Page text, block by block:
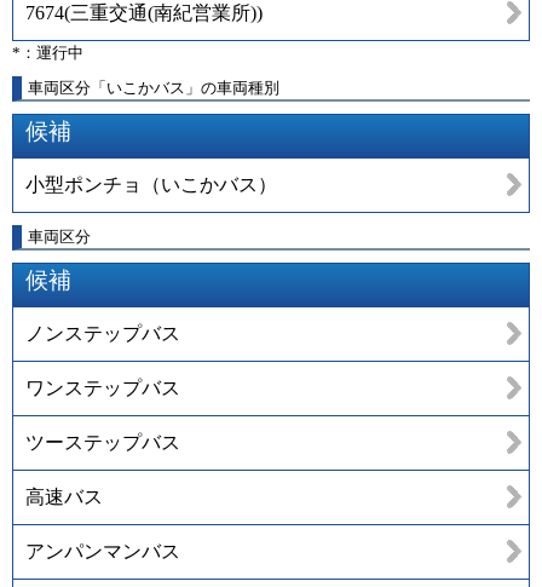
7674(三重交通(南紀営業所))
*：運行中
車両区分「いこかバス」の車両種別
候補
小型ポンチョ（いこかバス）
車両区分
候補
ノンステップバス
ワンステップバス
ツーステップバス
高速バス
アンパンマンバス